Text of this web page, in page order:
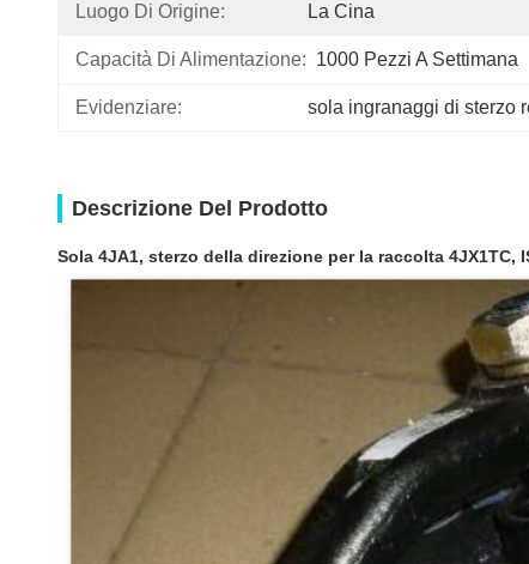
Luogo Di Origine: La Cina
Capacità Di Alimentazione: 1000 Pezzi A Settimana
Evidenziare: sola ingranaggi di sterzo
Descrizione Del Prodotto
Sola 4JA1, sterzo della direzione per la raccolta 4JX1TC,